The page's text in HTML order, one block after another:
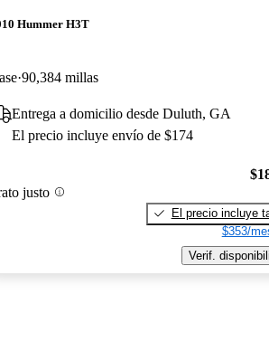
Hummer H3T
90,384 millas
Entrega a domicilio desde Duluth, GA
El precio incluye envío de $174
justo
El precio incluye
$353/
Verif.